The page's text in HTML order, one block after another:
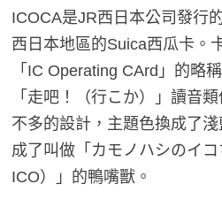
ICOCA是JR西日本公司發行
西日本地區的Suica西瓜卡。
「IC Operating CArd」的略
「走吧！（行こか）」讀音
不多的設計，主題色換成了
成了叫做「カモノハシのイ
ICO）」的鴨嘴獸。